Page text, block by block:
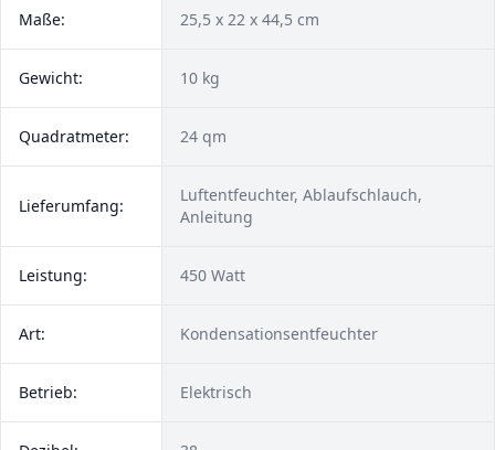
Maße: 25,5 x 22 x 44,5 cm
Gewicht: 10 kg
Quadratmeter: 24 qm
Lieferumfang:
Luftentfeuchter, Ablaufschlauch,
Anleitung
Leistung: 450 Watt
Art: Kondensationsentfeuchter
Betrieb: Elektrisch